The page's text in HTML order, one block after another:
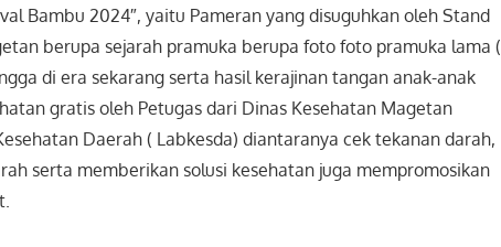
Bambu 2024″, yaitu Pameran yang disuguhkan oleh Stand
berupa sejarah pramuka berupa foto foto pramuka lama (
di era sekarang serta hasil kerajinan tangan anak-anak
gratis oleh Petugas dari Dinas Kesehatan Magetan
Daerah ( Labkesda) diantaranya cek tekanan darah,
serta memberikan solusi kesehatan juga mempromosikan